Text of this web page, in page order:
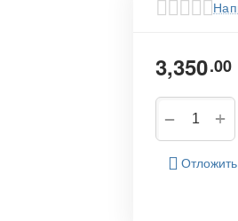
3,350 00
+
−
Отложить